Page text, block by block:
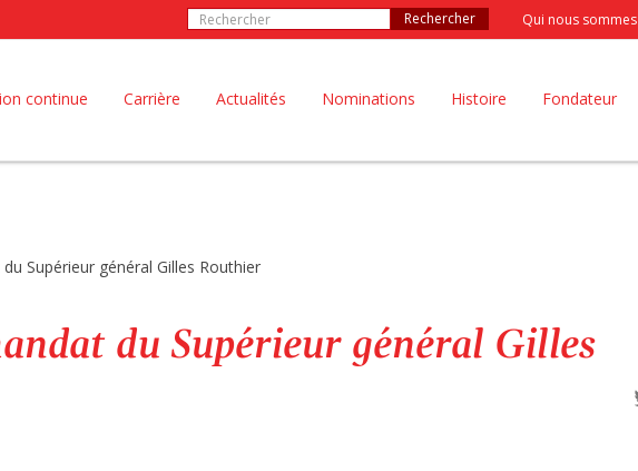
Qui nous sommes
Rechercher
continue Carrière Actualités Nominations Histoire Fondateur
Supérieur général Gilles Routhier
du Supérieur général Gilles